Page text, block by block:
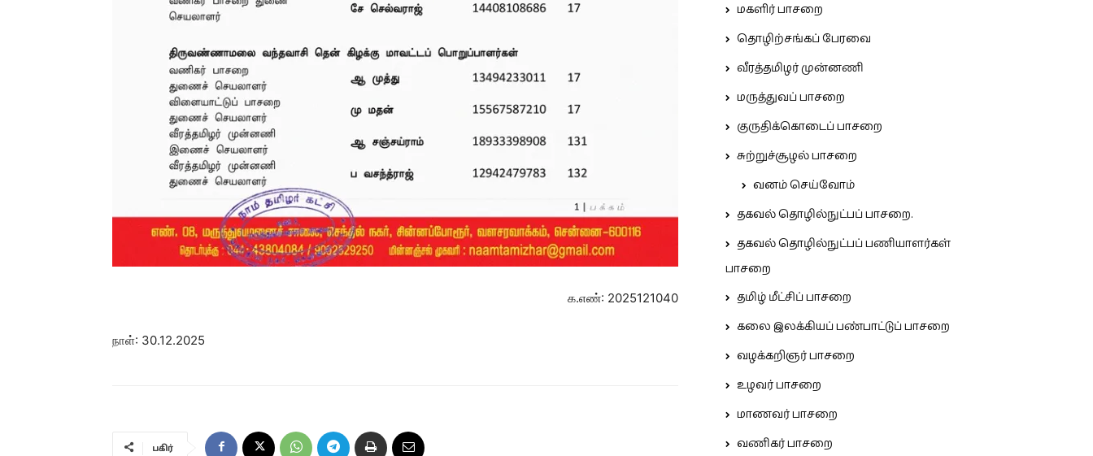
க.எண்: 2025121040
நாள்: 30.12.2025
பகிர்
மகளிர் பாசறை
தொழிற்சங்கப் பேரவை
வீரத்தமிழர் முன்னணி
மருத்துவப் பாசறை
குருதிக்கொடைப் பாசறை
சுற்றுச்சூழல் பாசறை
வனம் செய்வோம்
தகவல் தொழில்நுட்பப் பாசறை.
தகவல் தொழில்நுட்பப் பணியாளர்கள்
பாசறை
தமிழ் மீட்சிப் பாசறை
கலை இலக்கியப் பண்பாட்டுப் பாசறை
வழக்கறிஞர் பாசறை
உழவர் பாசறை
மாணவர் பாசறை
வணிகர் பாசறை